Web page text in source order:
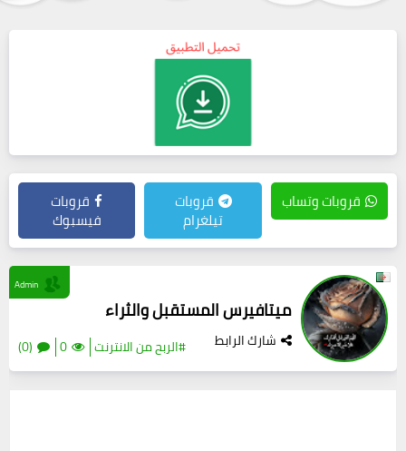
قروبات وتساب قروبات
تيلغرام
قروبات
فيسبوك
ميتافيرس المستقبل والثراء
شارك الرابط #الربح من الانترنت 0
(0)
Admin